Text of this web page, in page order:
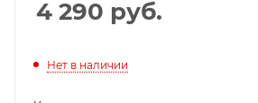
4 290 руб.
Нет в наличии
об оплате Плайтом